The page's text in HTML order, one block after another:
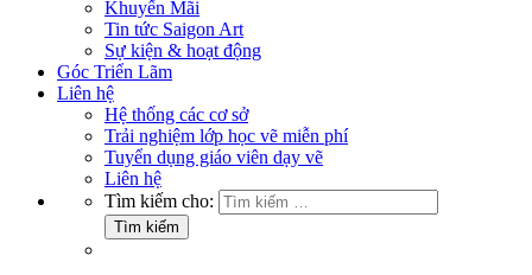
Khuyến Mãi
Tin tức Saigon Art
Sự kiện & hoạt động
Góc Triển Lãm
Liên hệ
Hệ thống các cơ sở
Trải nghiệm lớp học vẽ miễn phí
Tuyển dụng giáo viên dạy vẽ
Liên hệ
Tìm kiếm cho: